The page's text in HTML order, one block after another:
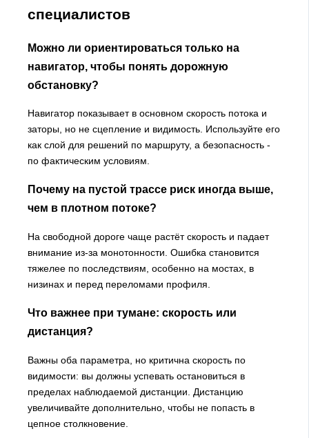
специалистов
Можно ли ориентироваться только на
навигатор, чтобы понять дорожную
обстановку?
Навигатор показывает в основном скорость потока и
заторы, но не сцепление и видимость. Используйте его
как слой для решений по маршруту, а безопасность -
по фактическим условиям.
Почему на пустой трассе риск иногда выше,
чем в плотном потоке?
На свободной дороге чаще растёт скорость и падает
внимание из-за монотонности. Ошибка становится
тяжелее по последствиям, особенно на мостах, в
низинах и перед переломами профиля.
Что важнее при тумане: скорость или
дистанция?
Важны оба параметра, но критична скорость по
видимости: вы должны успевать остановиться в
пределах наблюдаемой дистанции. Дистанцию
увеличивайте дополнительно, чтобы не попасть в
цепное столкновение.